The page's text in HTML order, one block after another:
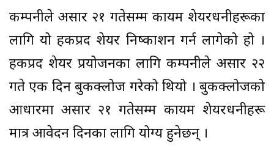
कम्पनीले असार २१ गतेसम्म कायम शेयरधनीहरूका
लागि यो हकप्रद शेयर निष्काशन गर्न लागेको हो ।
हकप्रद शेयर प्रयोजनका लागि कम्पनीले असार २२
गते एक दिन बुकक्लोज गरेको थियो । बुकक्लोजको
आधारमा असार २१ गतेसम्म कायम शेयरधनीहरू
मात्र आवेदन दिनका लागि योग्य हुनेछन् ।